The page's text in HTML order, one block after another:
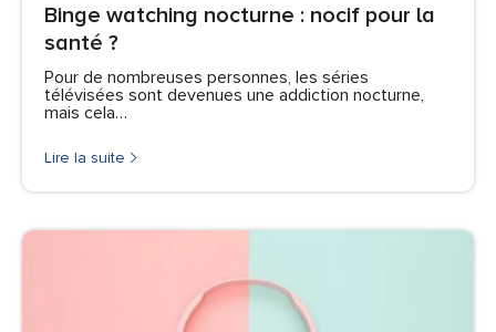
Binge watching nocturne : nocif pour la
santé ?
Pour de nombreuses personnes, les séries
télévisées sont devenues une addiction nocturne,
mais cela…
Lire la suite